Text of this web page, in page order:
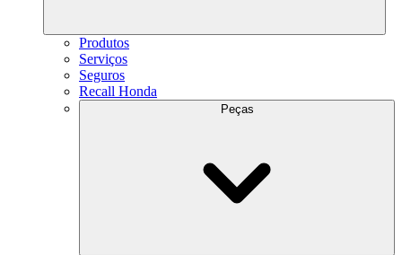
Produtos
Serviços
Seguros
Recall Honda